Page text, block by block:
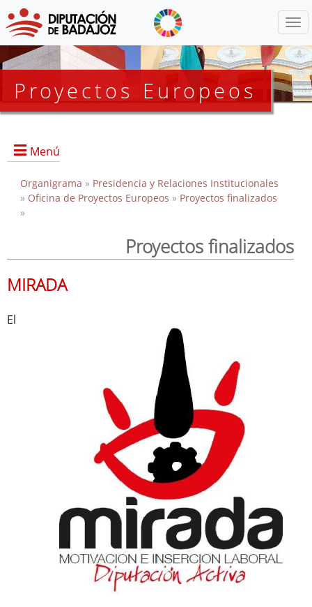
Proyectos Europeos
Menú
Inicio
Proyectos Finalizados
EDUSI
Instrucción para la tramitación de expedientes financiados con
Áreas Urbanas Funcionales
Organigrama » Presidencia y Relaciones Institucionales
» Oficina de Proyectos Europeos » Proyectos finalizados
»
Proyectos finalizados
MIRADA
El